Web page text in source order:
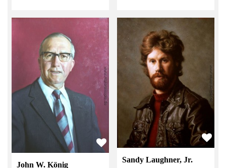
John W. König
Sandy Laughner, Jr.